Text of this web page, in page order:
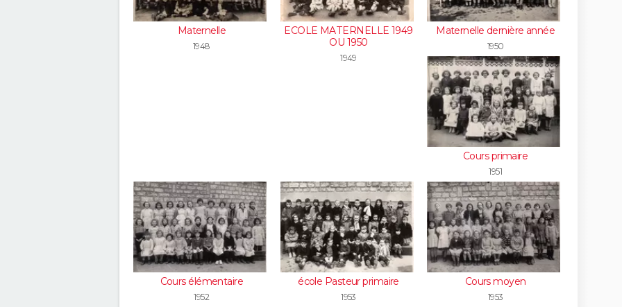
Maternelle
1948
ECOLE MATERNELLE 1949
OU 1950
1949
Maternelle dernière année
1950
Cours primaire
1951
Cours élémentaire
1952
école Pasteur primaire
1953
Cours moyen
1953